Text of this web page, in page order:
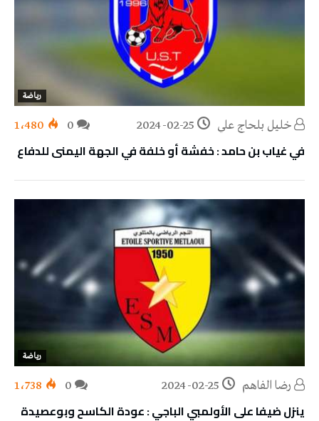
رياضة
خليل‭ ‬بلحاج‭ ‬علي 2024-02-25 1٬480
في غياب بن حامد : خفشة أو خلفة في الجهة اليمنى للدفاع
رياضة
رضا الفاهم 2024-02-25 1٬738
ينزل ضيفا على الأولمبي الباجي : عودة الكاسح وبوعصيدة